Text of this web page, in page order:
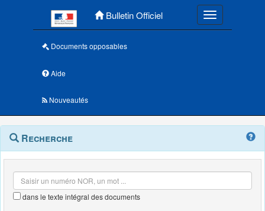
Bulletin Officiel Toggle
Documents opposables
Aide
Nouveautés
Navigation
outils
Menu
contextuel
Recherche
dans le texte intégral des documents